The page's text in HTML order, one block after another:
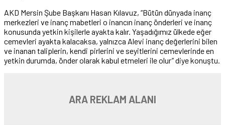
AKD Mersin Şube Başkanı Hasan Kılavuz, “Bütün dünyada inanç
merkezleri ve inanç mabetleri o inancın inanç önderleri ve inanç
konusunda yetkin kişilerle ayakta kalır. Yaşadığımız ülkede eğer
cemevleri ayakta kalacaksa, yalnızca Alevi inanç değerlerini bilen
ve inanan taliplerin, kendi pirlerini ve seyitlerini cemevlerinde en
yetkin durumda, önder olarak kabul etmeleri ile olur’’ diye konuştu.
ARA REKLAM ALANI